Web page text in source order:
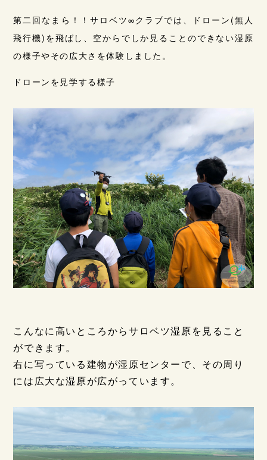
第二回なまら！！サロベツ∞クラブでは、ドローン(無人
飛行機)を飛ばし、空からでしか見ることのできない湿原
の様子やその広大さを体験しました。
ドローンを見学する様子
こんなに高いところからサロベツ湿原を見ること
ができます。
右に写っている建物が湿原センターで、その周り
には広大な湿原が広がっています。